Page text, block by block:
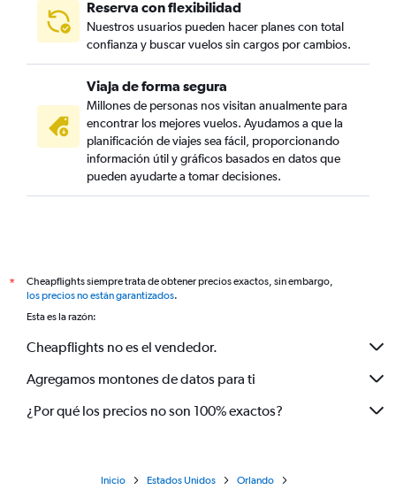
Reserva con flexibilidad
Nuestros usuarios pueden hacer planes con total
confianza y buscar vuelos sin cargos por cambios.
Viaja de forma segura
Millones de personas nos visitan anualmente para
encontrar los mejores vuelos. Ayudamos a que la
planificación de viajes sea fácil, proporcionando
información útil y gráficos basados en datos que
pueden ayudarte a tomar decisiones.
*
Cheapflights siempre trata de obtener precios exactos, sin embargo,
los precios no están garantizados.
Esta es la razón:
Cheapflights no es el vendedor.
Agregamos montones de datos para ti
¿Por qué los precios no son 100% exactos?
Inicio Estados Unidos Orlando